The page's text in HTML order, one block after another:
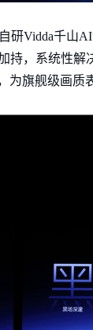
研Vidda千
持，系统性
旗舰级画质